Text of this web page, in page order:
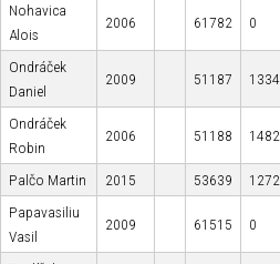
Nohavica
Alois
2006 61782 0
Ondráček
Daniel
2009 51187 1334
Ondráček
Robin
2006 51188 1482
Palčo Martin 2015 53639 1272
Papavasiliu
Vasil
2009 61515 0